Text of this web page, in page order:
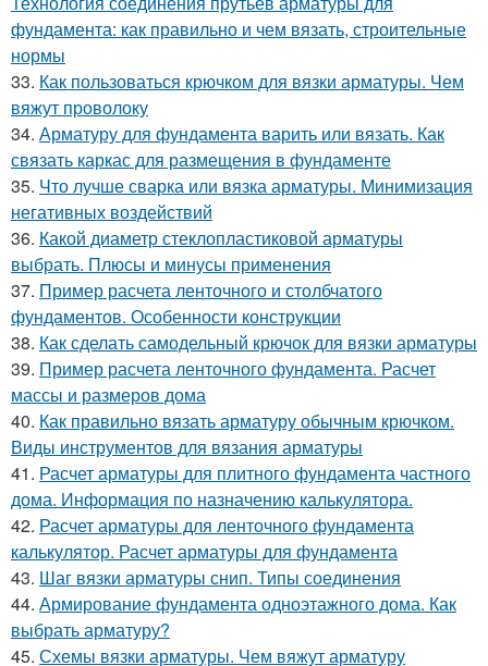
фундамента: как правильно и чем вязать, строительные
нормы
33. Как пользоваться крючком для вязки арматуры. Чем
вяжут проволоку
34. Арматуру для фундамента варить или вязать. Как
связать каркас для размещения в фундаменте
35. Что лучше сварка или вязка арматуры. Минимизация
негативных воздействий
36. Какой диаметр стеклопластиковой арматуры
выбрать. Плюсы и минусы применения
37. Пример расчета ленточного и столбчатого
фундаментов. Особенности конструкции
38. Как сделать самодельный крючок для вязки арматуры
39. Пример расчета ленточного фундамента. Расчет
массы и размеров дома
40. Как правильно вязать арматуру обычным крючком.
Виды инструментов для вязания арматуры
41. Расчет арматуры для плитного фундамента частного
дома. Информация по назначению калькулятора.
42. Расчет арматуры для ленточного фундамента
калькулятор. Расчет арматуры для фундамента
43. Шаг вязки арматуры снип. Типы соединения
44. Армирование фундамента одноэтажного дома. Как
выбрать арматуру?
45. Схемы вязки арматуры. Чем вяжут арматуру